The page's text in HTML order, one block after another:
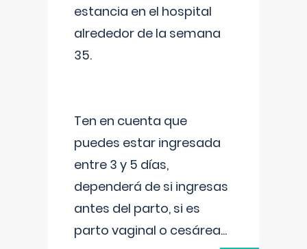
estancia en el hospital
alrededor de la semana
35.
Ten en cuenta que
puedes estar ingresada
entre 3 y 5 días,
dependerá de si ingresas
antes del parto, si es
parto vaginal o cesárea...